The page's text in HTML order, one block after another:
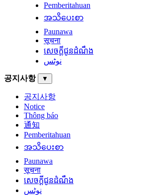
Pemberitahuan
အသိပေးစာ
Paunawa
सूचना
សេចក្តីជូនដំណឹង
نوٹس
공지사항 ▼
공지사항
Notice
Thông báo
通知
Pemberitahuan
အသိပေးစာ
Paunawa
सूचना
សេចក្តីជូនដំណឹង
نوٹس